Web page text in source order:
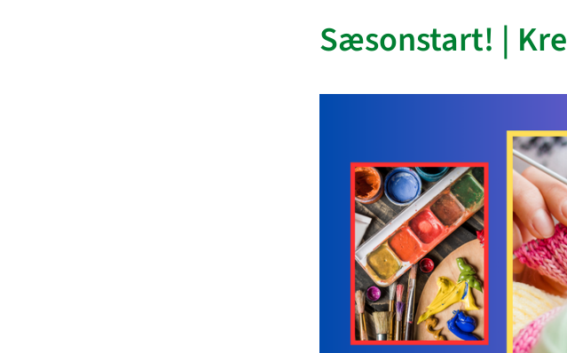
Sæsonstart! |